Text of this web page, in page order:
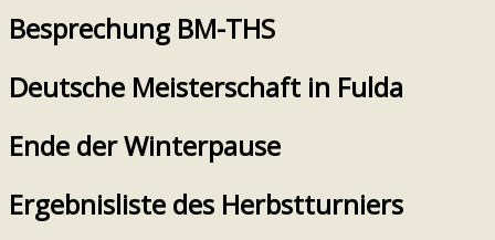
Besprechung BM-THS
Deutsche Meisterschaft in Fulda
Ende der Winterpause
Ergebnisliste des Herbstturniers